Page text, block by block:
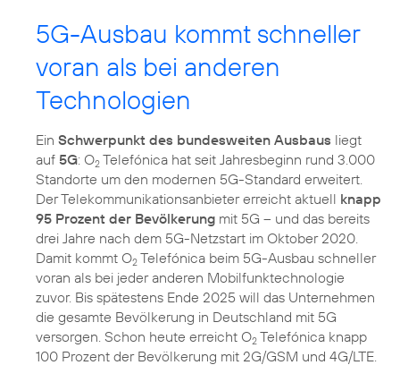
5G-Ausbau kommt schneller
voran als bei anderen
Technologien
Ein Schwerpunkt des bundesweiten Ausbaus liegt
auf 5G: O2 Telefónica hat seit Jahresbeginn rund 3.000
Standorte um den modernen 5G-Standard erweitert.
Der Telekommunikations­anbieter erreicht aktuell knapp
95 Prozent der Bevölkerung mit 5G – und das bereits
drei Jahre nach dem 5G-Netzstart im Oktober 2020.
Damit kommt O2 Telefónica beim 5G-Ausbau schneller
voran als bei jeder anderen Mobilfunktechnologie
zuvor. Bis spätestens Ende 2025 will das Unternehmen
die gesamte Bevölkerung in Deutschland mit 5G
versorgen. Schon heute erreicht O2 Telefónica knapp
100 Prozent der Bevölkerung mit 2G/GSM und 4G/LTE.